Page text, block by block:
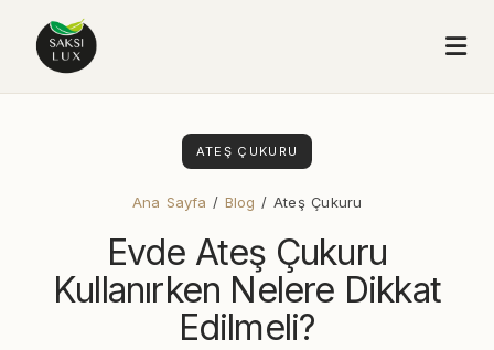
ATEŞ ÇUKURU
Ana Sayfa /Blog / Ateş Çukuru
Evde Ateş Çukuru
Kullanırken Nelere Dikkat
Edilmeli?